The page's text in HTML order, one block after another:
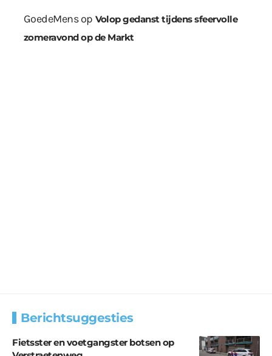
GoedeMensop Volop gedanst tijdens sfeervolle
zomeravond op de Markt
Berichtsuggesties
Fietsster en voetgangster botsen op